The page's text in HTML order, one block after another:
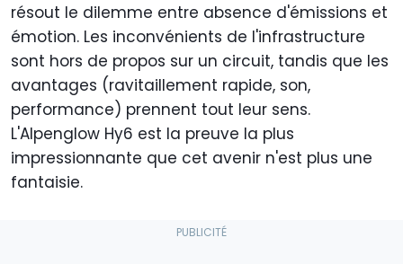
résout le dilemme entre absence d'émissions et
émotion. Les inconvénients de l'infrastructure
sont hors de propos sur un circuit, tandis que les
avantages (ravitaillement rapide, son,
performance) prennent tout leur sens.
L'Alpenglow Hy6 est la preuve la plus
impressionnante que cet avenir n'est plus une
fantaisie.